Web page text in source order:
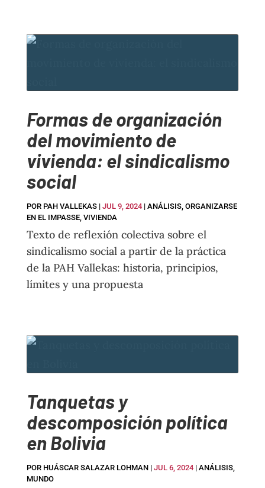
Formas de organización
del movimiento de
vivienda: el sindicalismo
social
POR PAH VALLEKAS| JUL 9, 2024| ANÁLISIS, ORGANIZARSE
EN EL IMPASSE, VIVIENDA
Texto de reflexión colectiva sobre el
sindicalismo social a partir de la práctica
de la PAH Vallekas: historia, principios,
límites y una propuesta
Tanquetas y
descomposición política
en Bolivia
POR HUÁSCAR SALAZAR LOHMAN| JUL 6, 2024| ANÁLISIS,
MUNDO